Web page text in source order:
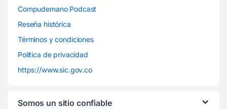
Compudemano Podcast
Reseña histórica
Términos y condiciones
Política de privacidad
https://www.sic.gov.co
Somos un sitio confiable